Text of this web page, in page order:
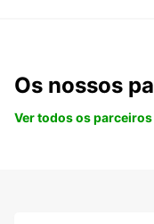
Os nossos
Ver todos os parceiros